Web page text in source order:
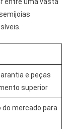
entre uma vasta
e peças
superior
do mercado para